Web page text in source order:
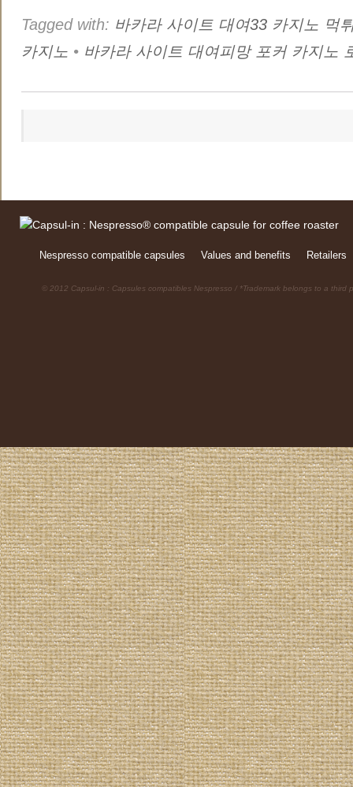
Tagged with: 바카라 사이트 대여33 카지노 먹
카지노 • 바카라 사이트 대여피망 포커 카지노
Nespresso compatible capsules Values and benefits Retailers
© 2012 Capsul-in : Capsules compatibles Nespresso / *Trademark belongs to a